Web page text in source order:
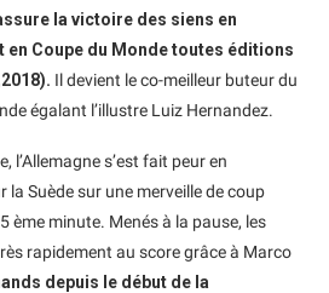
la victoire des siens en
en Coupe du Monde toutes éditions
Il devient le co-meilleur buteur du
égalant l’illustre Luiz Hernandez.
l’Allemagne s’est fait peur en
la Suède sur une merveille de coup
ème minute. Menés à la pause, les
rapidement au score grâce à Marco
depuis le début de la